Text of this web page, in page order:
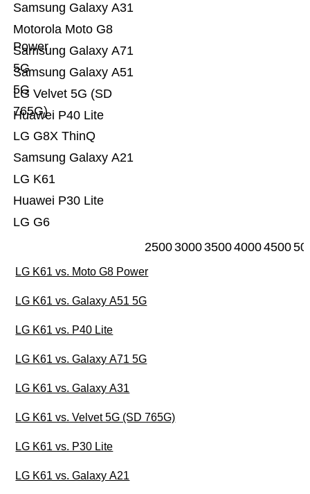
LG G6
Huawei P30 Lite
LG K61
Samsung Galaxy A21
LG G8X ThinQ
Huawei P40 Lite
LG Velvet 5G (SD
765G)
Samsung Galaxy A51
5G
Samsung Galaxy A71
5G
Motorola Moto G8
Power
Samsung Galaxy A31
25003000350040004500
LG K61 vs. Moto G8 Power
LG K61 vs. Galaxy A51 5G
LG K61 vs. P40 Lite
LG K61 vs. Galaxy A71 5G
LG K61 vs. Galaxy A31
LG K61 vs. Velvet 5G (SD 765G)
LG K61 vs. P30 Lite
LG K61 vs. Galaxy A21